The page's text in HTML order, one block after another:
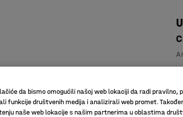
da bismo omogućili našoj web lokaciji da radi pravilno,
funkcije društvenih medija i analizirali web promet.
naše web lokacije s našim partnerima u oblastima